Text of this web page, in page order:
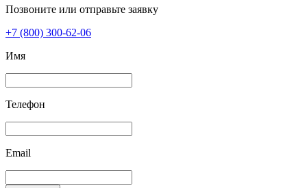
Позвоните или отправьте заявку
+7 (800) 300-62-06
Имя
Телефон
Email